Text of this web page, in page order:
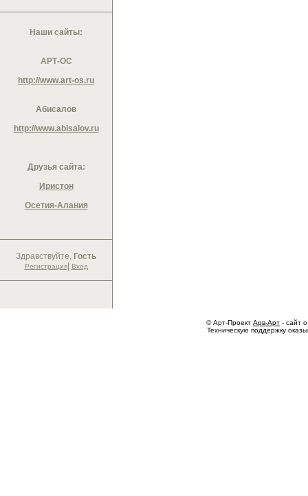
Наши сайты:
АРТ-ОС
http://www.art-os.ru
Абисалов
http://www.abisalov.ru
Друзья сайта:
Иристон
Осетия-Алания
Здравствуйте, Гость
Регистрация| Вход
© Арт-Проект Арв-Арт - сайт
Техническую поддержку